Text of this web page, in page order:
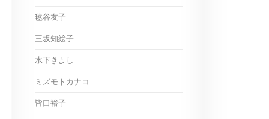
毬谷友子
三坂知絵子
水下きよし
ミズモトカナコ
皆口裕子